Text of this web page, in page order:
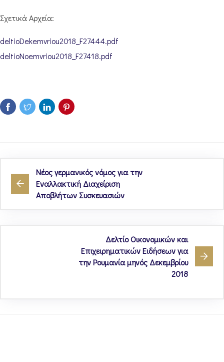
Σχετικά Αρχεία:
deltioDekemvriou2018_F27444.pdf
deltioNoemvriou2018_F27418.pdf
Νέος γερμανικός νόμος για την
Εναλλακτική Διαχείριση
Αποβλήτων Συσκευασιών
Δελτίο Οικονομικών και
Επιχειρηματικών Ειδήσεων για
την Ρουμανία μηνός Δεκεμβρίου
2018